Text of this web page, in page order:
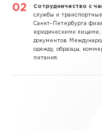
Сотрудничество с
службы и
Санкт–Петербурга
юридическими лицами,
документов.
одежду, образцы,
питания.